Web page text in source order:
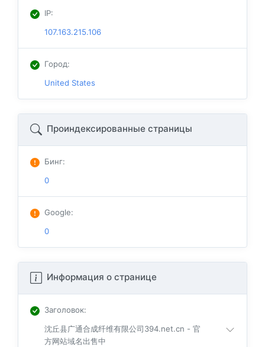
IP:
107.163.215.106
Город:
United States
Проиндексированные страницы
Бинг:
0
Google:
0
Информация о странице
Заголовок:
沈丘县广通合成纤维有限公司394.net.cn - 官
方网站域名出售中